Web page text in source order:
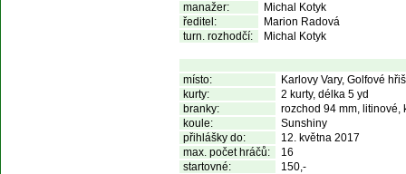
manažer:
Michal Kotyk
ředitel:
Marion Radová
turn. rozhodčí:
Michal Kotyk
místo:
Karlovy Vary, Golfové
kurty:
2 kurty, délka 5 yd
branky:
rozchod 94 mm, litinové,
koule:
Sunshiny
přihlášky do:
12. května 2017
max. počet hráčů:
16
startovné:
150,-